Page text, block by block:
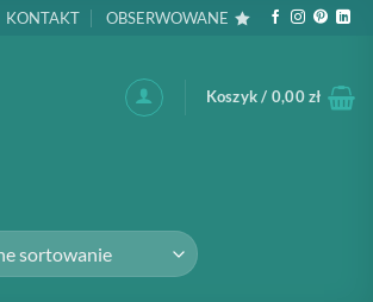
KONTAKT OBSERWOWANE
Koszyk / 0,00zł